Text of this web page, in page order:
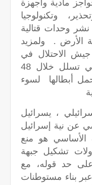
مادية وأجهزة
وتكنولوجيا
وحدات قتالية
الأرض . ولمزيد
الاحتلال في
اليوم نقسه عن “إحباط عمليتي تسلل خلال 48
أبطالها لسوء
، يسرائيل
عن نية إسرائيل
الأساسي هو منع
تشكيل جبهة
على حد قوله، مع
بناء مستوطنات